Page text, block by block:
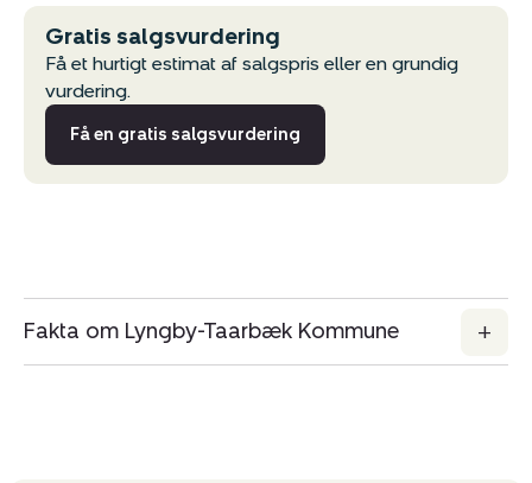
Gratis salgsvurdering
Få et hurtigt estimat af salgspris eller en grundig
vurdering.
Få en gratis salgsvurdering
Fakta om Lyngby-Taarbæk Kommune